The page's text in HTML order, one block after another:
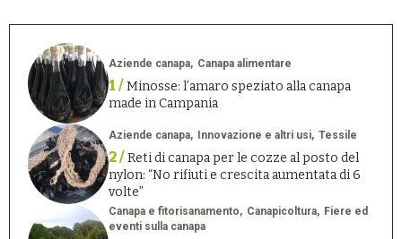
Aziende canapa Canapa alimentare
1 /Minosse: l’amaro speziato alla canapa
made in Campania
Aziende canapa Innovazione e altri usi Tessile
2 /Reti di canapa per le cozze al posto del
nylon: “No rifiuti e crescita aumentata di 6
volte”
Canapa e fitorisanamento Canapicoltura
Fiere ed
eventi sulla canapa